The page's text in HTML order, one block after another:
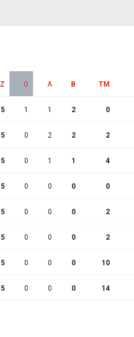
Z G A B TM
5 1 1 2 0
5 0 2 2 2
5 0 1 1 4
5 0 0 0 0
5 0 0 0 2
5 0 0 0 2
5 0 0 0 10
5 0 0 0 14